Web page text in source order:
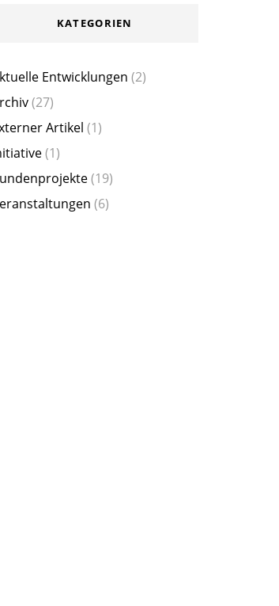
KATEGORIEN
Entwicklungen (2)
(27)
Artikel (1)
(1)
(19)
(6)